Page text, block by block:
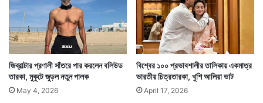
চিকিৎসক তাঁকে পরীক্ষা করার পর নিশ্চিত করেন যে তাঁর শরীরের সব
অঙ্গ এবং কঙ্কাল মানুষের মতই। তিনি মানুষই, ভিনগ্রহের জীব
নন। সেদিন তিনি নিশ্চিত হন যে তিনি অন্য গ্রহ থেকে আসেননি।
এই পৃথিবীতেই জন্মেছেন।
চো
খ
ক
পা
উ
ঠ
বে
জিব্রাল্টার প্রণালী সাঁতরে পার করলেন বলিউড
তারকা, মুকুটে জুড়ল নতুন পালক
May 4, 2026
বিশ্বের ১০০ প্রভাবশালীর তালিকায় একমাত্র
ভারতীয় চিত্রতারকা, খুশি আলিয়া ভাট
April 17, 2026